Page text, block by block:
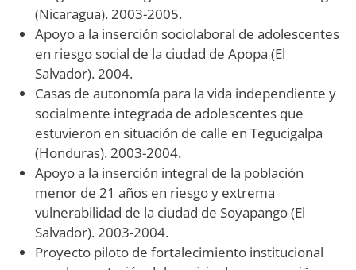
(Nicaragua). 2003-2005.
Apoyo a la inserción sociolaboral de adolescentes
en riesgo social de la ciudad de Apopa (El
Salvador). 2004.
Casas de autonomía para la vida independiente y
socialmente integrada de adolescentes que
estuvieron en situación de calle en Tegucigalpa
(Honduras). 2003-2004.
Apoyo a la inserción integral de la población
menor de 21 años en riesgo y extrema
vulnerabilidad de la ciudad de Soyapango (El
Salvador). 2003-2004.
Proyecto piloto de fortalecimiento institucional